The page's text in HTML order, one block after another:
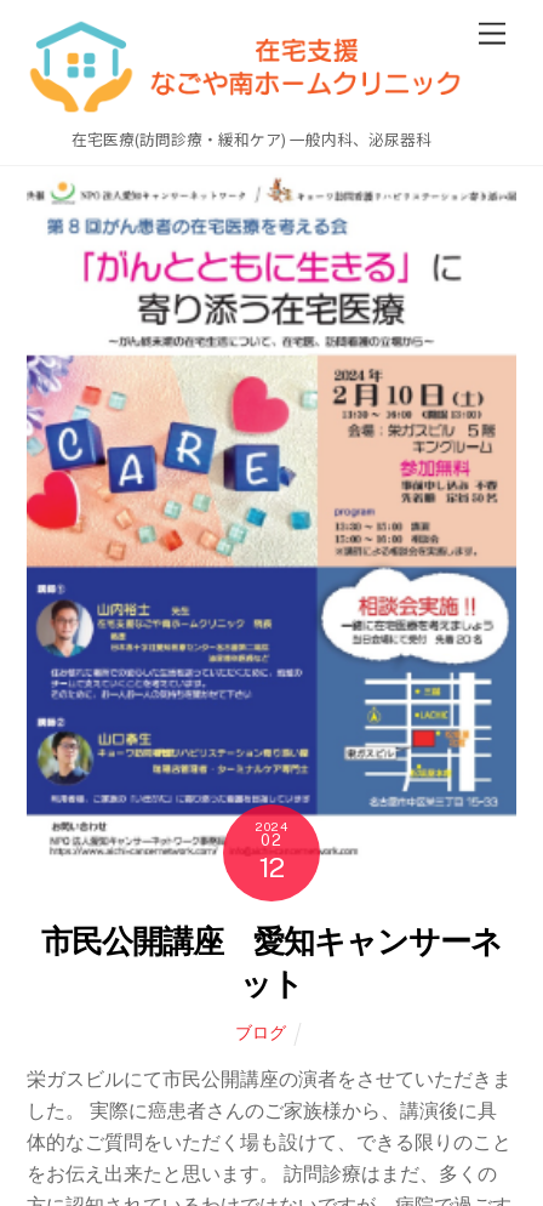
content
在宅医療(訪問診療・緩和ケア) 一般内科、泌尿器科
2024
02
12
市民公開講座 愛知キャンサーネ
ット
ブログ
栄ガスビルにて市民公開講座の演者をさせていただきま
した。 実際に癌患者さんのご家族様から、講演後に具
体的なご質問をいただく場も設けて、できる限りのこと
をお伝え出来たと思います。 訪問診療はまだ、多くの